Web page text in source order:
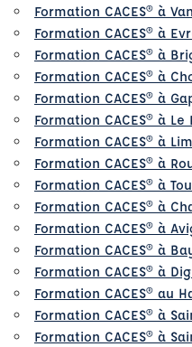
Formation CACES® à
Formation CACES® à
Formation CACES® à
Formation CACES® à
Formation CACES® à
Formation CACES® à Le
Formation CACES® à
Formation CACES® à
Formation CACES® à
Formation CACES® à
Formation CACES® à
Formation CACES® à
Formation CACES® à
Formation CACES® au
Formation CACES® à
Formation CACES® à